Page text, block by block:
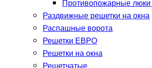
Противопожарные люки
Раздвижные решетки на окна
Распашные ворота
Решетки ЕВРО
Решетки на окна